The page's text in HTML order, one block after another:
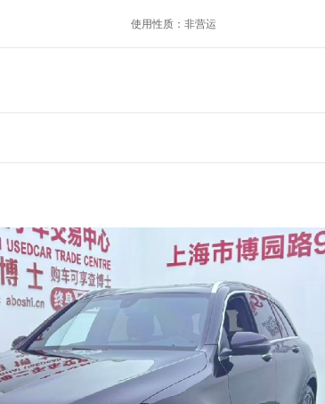
使用性质：非营运